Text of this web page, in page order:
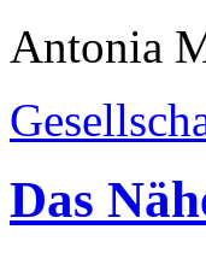
Antonia
Das